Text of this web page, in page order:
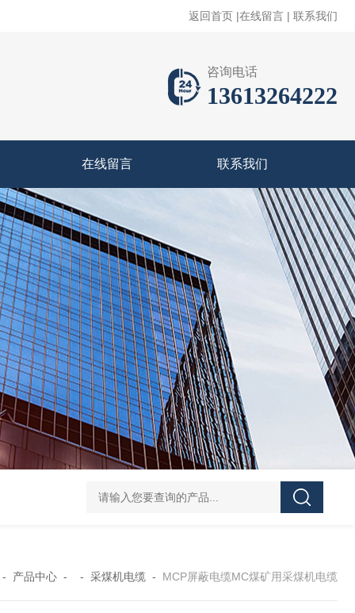
返回首页 |在线留言 | 联系我们
咨询电话
13613264222
在线留言 联系我们
- 产品中心 - - 采煤机电缆 - MCP屏蔽电缆MC煤矿用采煤机电缆